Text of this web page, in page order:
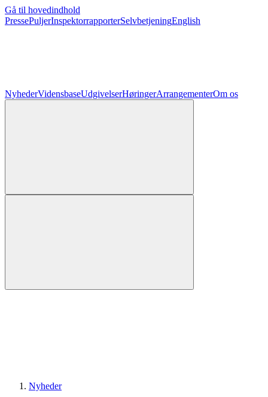
Gå til hovedindhold
PressePuljerInspektorrapporterSelvbetjeningEnglish
NyhederVidensbaseUdgivelserHøringerArrangementerOm os
Nyheder